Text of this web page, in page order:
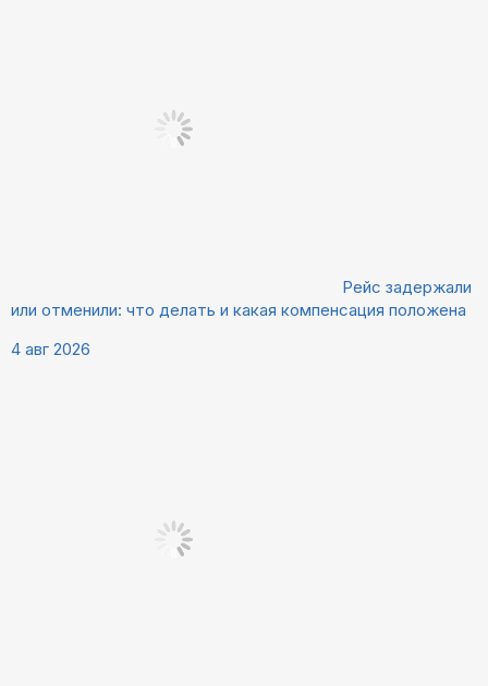
Рейс задержали
или отменили: что делать и какая компенсация положена
4 авг 2026